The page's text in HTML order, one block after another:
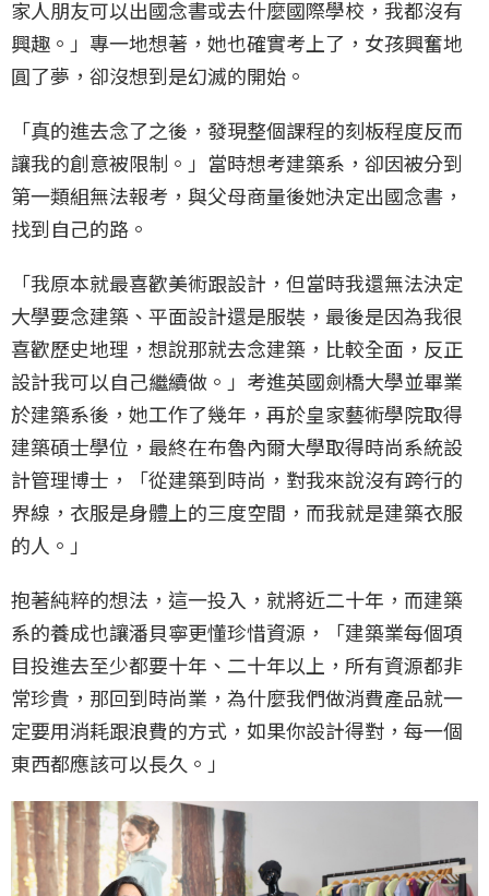
家人朋友可以出國念書或去什麼國際學校，我都沒有
興趣。」專一地想著，她也確實考上了，女孩興奮地
圓了夢，卻沒想到是幻滅的開始。
「真的進去念了之後，發現整個課程的刻板程度反而
讓我的創意被限制。」當時想考建築系，卻因被分到
第一類組無法報考，與父母商量後她決定出國念書，
找到自己的路。
「我原本就最喜歡美術跟設計，但當時我還無法決定
大學要念建築、平面設計還是服裝，最後是因為我很
喜歡歷史地理，想說那就去念建築，比較全面，反正
設計我可以自己繼續做。」考進英國劍橋大學並畢業
於建築系後，她工作了幾年，再於皇家藝術學院取得
建築碩士學位，最終在布魯內爾大學取得時尚系統設
計管理博士，「從建築到時尚，對我來說沒有跨行的
界線，衣服是身體上的三度空間，而我就是建築衣服
的人。」
抱著純粹的想法，這一投入，就將近二十年，而建築
系的養成也讓潘貝寧更懂珍惜資源，「建築業每個項
目投進去至少都要十年、二十年以上，所有資源都非
常珍貴，那回到時尚業，為什麼我們做消費產品就一
定要用消耗跟浪費的方式，如果你設計得對，每一個
東西都應該可以長久。」